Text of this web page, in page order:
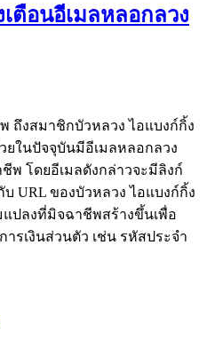
ตือนอีเมลหลอกลวง
ถึงสมาชิกบัวหลวง ไอแบงก์กิ้ง
วยในปัจจุบันมีอีเมลหลอกลวง
พ โดยอีเมลดังกล่าวจะมีลิงก์
บ URL ของบัวหลวง ไอแบงก์กิ้ง
ปลงที่มิจฉาชีพสร้างขึ้นเพื่อ
รเงินส่วนตัว เช่น รหัสประจำ